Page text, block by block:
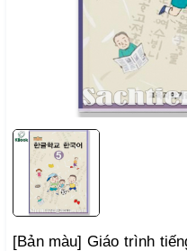
[Bản màu] Giáo trình